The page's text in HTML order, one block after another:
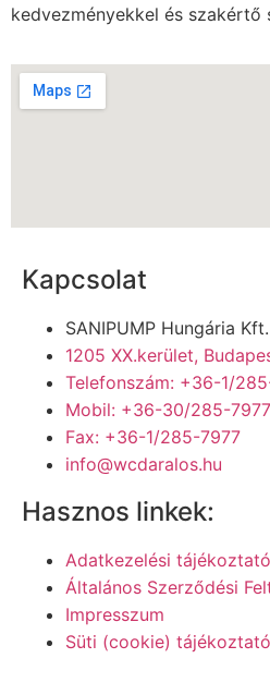
kedvezményekkel és szakértő
Kapcsolat
SANIPUMP Hungária Kft.
1205 XX.kerület,
Telefonszám: +36-1/
Mobil: +36-30/285-7977
Fax: +36-1/285-7977
info@wcdaralos.hu
Hasznos linkek:
Adatkezelési tájékoztató
Általános Szerződési
Impresszum
Süti (cookie) tájékoztató